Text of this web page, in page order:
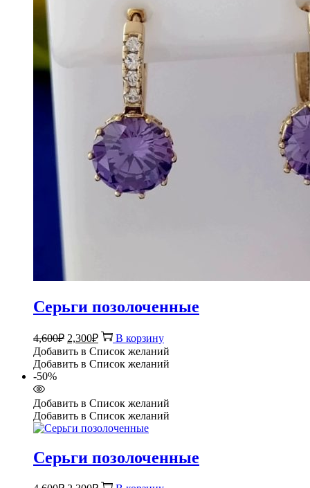
Серьги позолоченные
4,600₽ Первоначальная
цена
составляла
2,300₽Текущая
цена:
2,300₽.
В корзину
Добавить в Список желаний
Добавить в Список желаний
-50%
Добавить в Список желаний
Добавить в Список желаний
Серьги позолоченные